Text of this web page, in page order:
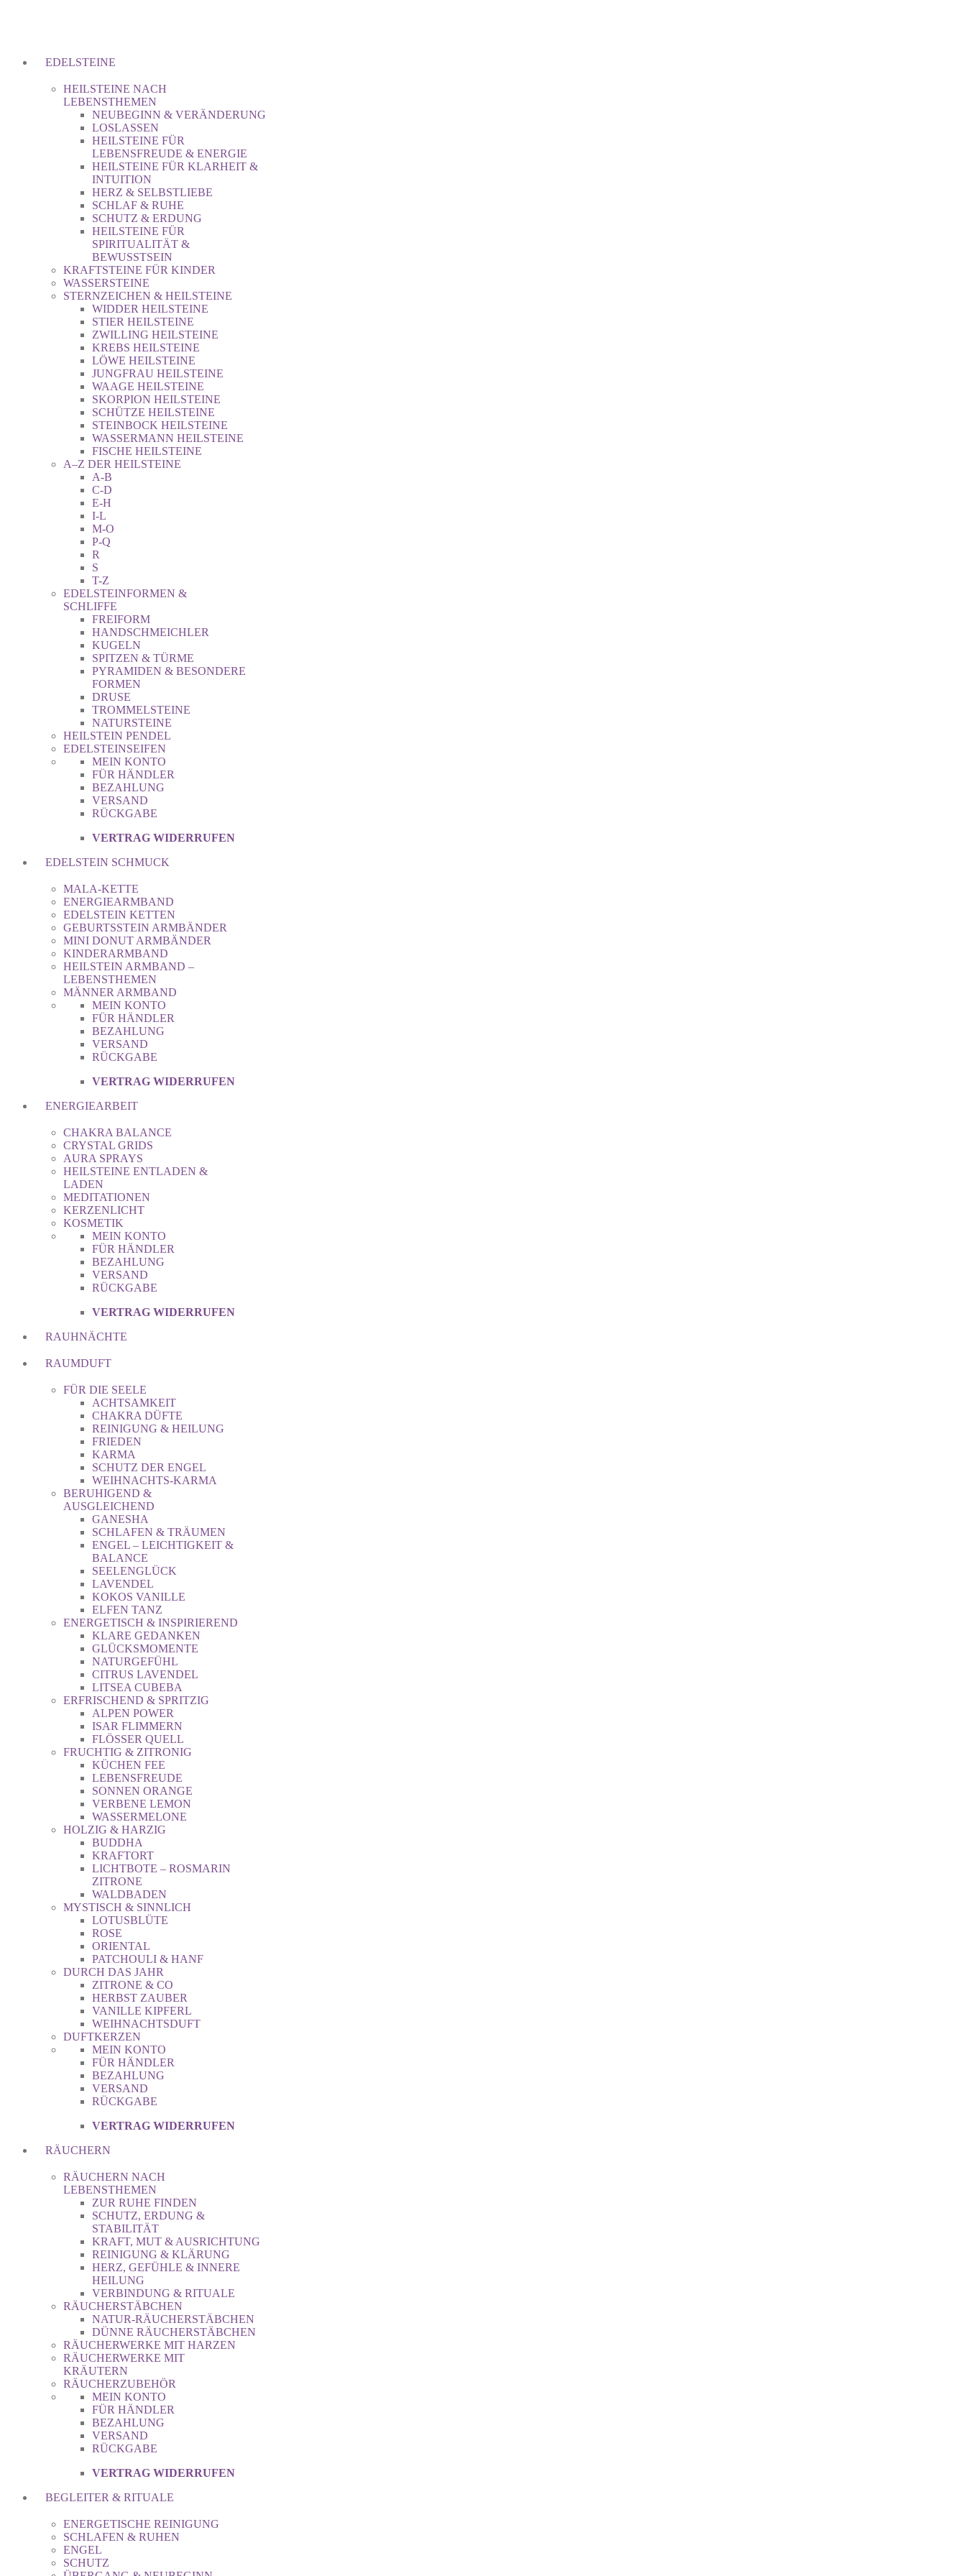
EDELSTEINE
HEILSTEINE NACH
LEBENSTHEMEN
NEUBEGINN & VERÄNDERUNG
LOSLASSEN
HEILSTEINE FÜR
LEBENSFREUDE & ENERGIE
HEILSTEINE FÜR KLARHEIT &
INTUITION
HERZ & SELBSTLIEBE
SCHLAF & RUHE
SCHUTZ & ERDUNG
HEILSTEINE FÜR
SPIRITUALITÄT &
BEWUSSTSEIN
KRAFTSTEINE FÜR KINDER
WASSERSTEINE
STERNZEICHEN & HEILSTEINE
WIDDER HEILSTEINE
STIER HEILSTEINE
ZWILLING HEILSTEINE
KREBS HEILSTEINE
LÖWE HEILSTEINE
JUNGFRAU HEILSTEINE
WAAGE HEILSTEINE
SKORPION HEILSTEINE
SCHÜTZE HEILSTEINE
STEINBOCK HEILSTEINE
WASSERMANN HEILSTEINE
FISCHE HEILSTEINE
A–Z DER HEILSTEINE
A-B
C-D
E-H
I-L
M-O
P-Q
R
S
T-Z
EDELSTEINFORMEN &
SCHLIFFE
FREIFORM
HANDSCHMEICHLER
KUGELN
SPITZEN & TÜRME
PYRAMIDEN & BESONDERE
FORMEN
DRUSE
TROMMELSTEINE
NATURSTEINE
HEILSTEIN PENDEL
EDELSTEINSEIFEN
MEIN KONTO
FÜR HÄNDLER
BEZAHLUNG
VERSAND
RÜCKGABE
VERTRAG WIDERRUFEN
EDELSTEIN SCHMUCK
MALA-KETTE
ENERGIEARMBAND
EDELSTEIN KETTEN
GEBURTSSTEIN ARMBÄNDER
MINI DONUT ARMBÄNDER
KINDERARMBAND
HEILSTEIN ARMBAND –
LEBENSTHEMEN
MÄNNER ARMBAND
MEIN KONTO
FÜR HÄNDLER
BEZAHLUNG
VERSAND
RÜCKGABE
VERTRAG WIDERRUFEN
ENERGIEARBEIT
CHAKRA BALANCE
CRYSTAL GRIDS
AURA SPRAYS
HEILSTEINE ENTLADEN &
LADEN
MEDITATIONEN
KERZENLICHT
KOSMETIK
MEIN KONTO
FÜR HÄNDLER
BEZAHLUNG
VERSAND
RÜCKGABE
VERTRAG WIDERRUFEN
RAUHNÄCHTE
RAUMDUFT
FÜR DIE SEELE
ACHTSAMKEIT
CHAKRA DÜFTE
REINIGUNG & HEILUNG
FRIEDEN
KARMA
SCHUTZ DER ENGEL
WEIHNACHTS-KARMA
BERUHIGEND &
AUSGLEICHEND
GANESHA
SCHLAFEN & TRÄUMEN
ENGEL – LEICHTIGKEIT &
BALANCE
SEELENGLÜCK
LAVENDEL
KOKOS VANILLE
ELFEN TANZ
ENERGETISCH & INSPIRIEREND
KLARE GEDANKEN
GLÜCKSMOMENTE
NATURGEFÜHL
CITRUS LAVENDEL
LITSEA CUBEBA
ERFRISCHEND & SPRITZIG
ALPEN POWER
ISAR FLIMMERN
FLÖSSER QUELL
FRUCHTIG & ZITRONIG
KÜCHEN FEE
LEBENSFREUDE
SONNEN ORANGE
VERBENE LEMON
WASSERMELONE
HOLZIG & HARZIG
BUDDHA
KRAFTORT
LICHTBOTE – ROSMARIN
ZITRONE
WALDBADEN
MYSTISCH & SINNLICH
LOTUSBLÜTE
ROSE
ORIENTAL
PATCHOULI & HANF
DURCH DAS JAHR
ZITRONE & CO
HERBST ZAUBER
VANILLE KIPFERL
WEIHNACHTSDUFT
DUFTKERZEN
MEIN KONTO
FÜR HÄNDLER
BEZAHLUNG
VERSAND
RÜCKGABE
VERTRAG WIDERRUFEN
RÄUCHERN
RÄUCHERN NACH
LEBENSTHEMEN
ZUR RUHE FINDEN
SCHUTZ, ERDUNG &
STABILITÄT
KRAFT, MUT & AUSRICHTUNG
REINIGUNG & KLÄRUNG
HERZ, GEFÜHLE & INNERE
HEILUNG
VERBINDUNG & RITUALE
RÄUCHERSTÄBCHEN
NATUR-RÄUCHERSTÄBCHEN
DÜNNE RÄUCHERSTÄBCHEN
RÄUCHERWERKE MIT HARZEN
RÄUCHERWERKE MIT
KRÄUTERN
RÄUCHERZUBEHÖR
MEIN KONTO
FÜR HÄNDLER
BEZAHLUNG
VERSAND
RÜCKGABE
VERTRAG WIDERRUFEN
BEGLEITER & RITUALE
ENERGETISCHE REINIGUNG
SCHLAFEN & RUHEN
ENGEL
SCHUTZ